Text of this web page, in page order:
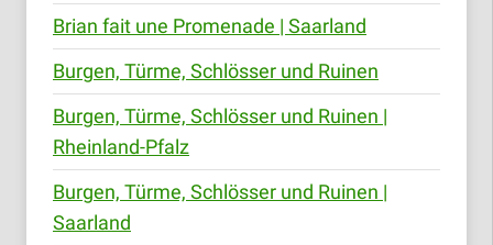
Brian fait une Promenade | Saarland
Burgen, Türme, Schlösser und Ruinen
Burgen, Türme, Schlösser und Ruinen |
Rheinland-Pfalz
Burgen, Türme, Schlösser und Ruinen |
Saarland